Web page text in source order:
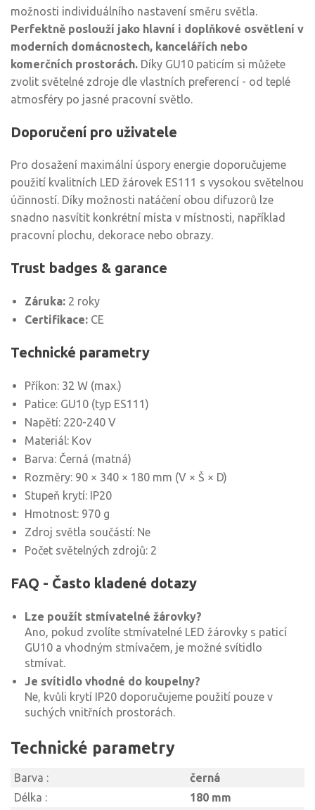
možnosti individuálního nastavení směru světla.
Perfektně poslouží jako hlavní i doplňkové osvětlení v
moderních domácnostech, kancelářích nebo
komerčních prostorách. Díky GU10 paticím si můžete
zvolit světelné zdroje dle vlastních preferencí - od teplé
atmosféry po jasné pracovní světlo.
Doporučení pro uživatele
Pro dosažení maximální úspory energie doporučujeme
použití kvalitních LED žárovek ES111 s vysokou světelnou
účinností. Díky možnosti natáčení obou difuzorů lze
snadno nasvítit konkrétní místa v místnosti, například
pracovní plochu, dekorace nebo obrazy.
Trust badges & garance
Záruka: 2 roky
Certifikace: CE
Technické parametry
Příkon: 32 W (max.)
Patice: GU10 (typ ES111)
Napětí: 220-240 V
Materiál: Kov
Barva: Černá (matná)
Rozměry: 90 × 340 × 180 mm (V × Š × D)
Stupeň krytí: IP20
Hmotnost: 970 g
Zdroj světla součástí: Ne
Počet světelných zdrojů: 2
FAQ - Často kladené dotazy
Lze použít stmívatelné žárovky?
Ano, pokud zvolíte stmívatelné LED žárovky s paticí
GU10 a vhodným stmívačem, je možné svítidlo
stmívat.
Je svítidlo vhodné do koupelny?
Ne, kvůli krytí IP20 doporučujeme použití pouze v
suchých vnitřních prostorách.
Technické parametry
Barva :
černá
Délka :
180 mm